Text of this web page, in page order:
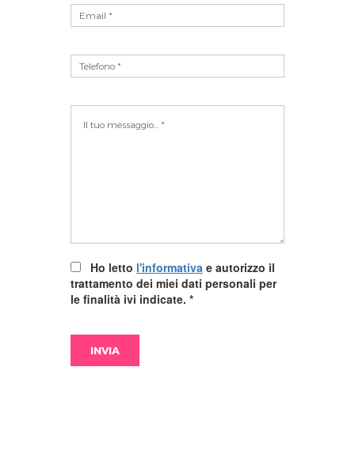
Ho letto l'informativa e autorizzo il
trattamento dei miei dati personali per
le finalità ivi indicate. *